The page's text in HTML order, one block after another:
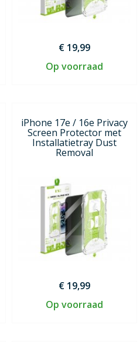
€ 19,99
Op voorraad
iPhone 17e / 16e Privacy
Screen Protector met
Installatietray Dust
Removal
€ 19,99
Op voorraad